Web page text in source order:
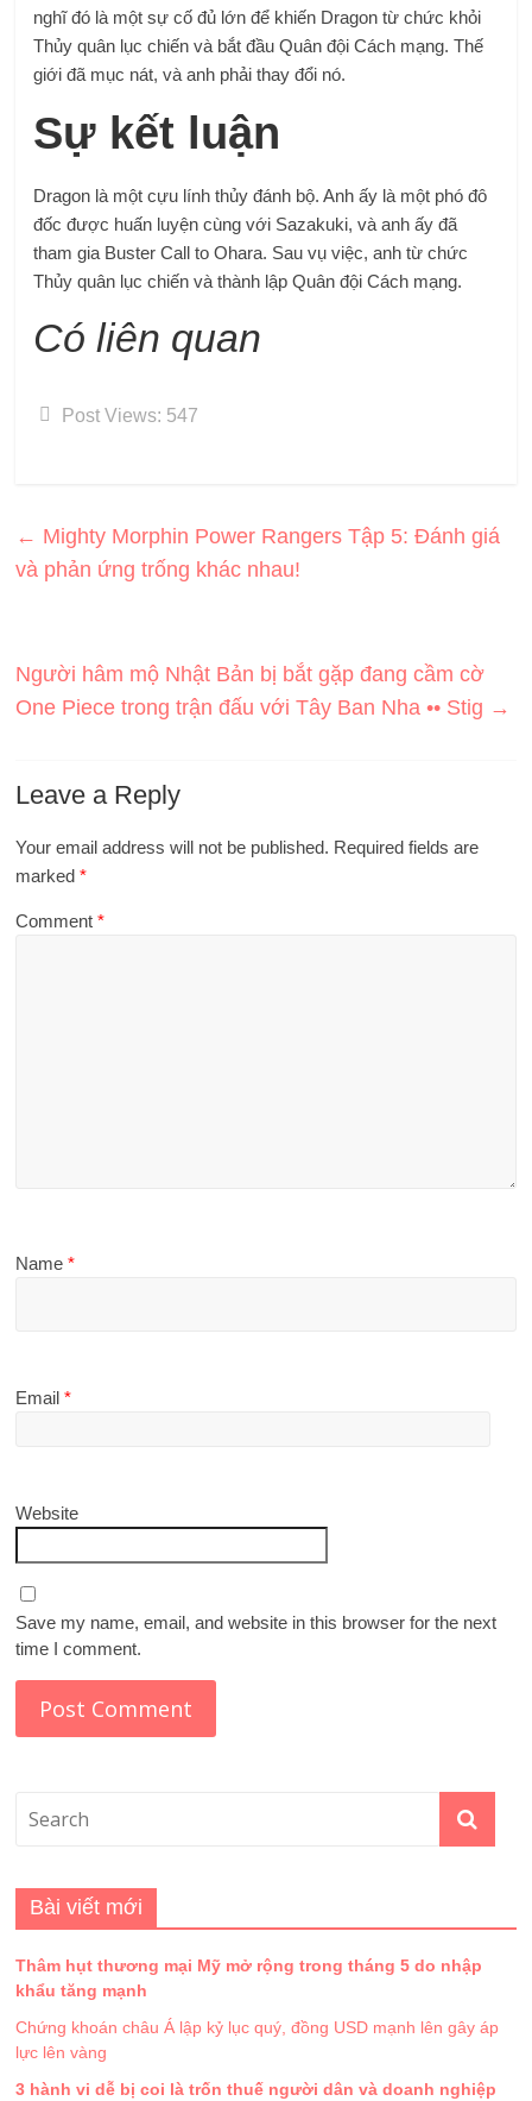
nghĩ đó là một sự cố đủ lớn để khiến Dragon từ chức khỏi
Thủy quân lục chiến và bắt đầu Quân đội Cách mạng. Thế
giới đã mục nát, và anh phải thay đổi nó.
Sự kết luận
Dragon là một cựu lính thủy đánh bộ. Anh ấy là một phó đô
đốc được huấn luyện cùng với Sazakuki, và anh ấy đã
tham gia Buster Call to Ohara. Sau vụ việc, anh từ chức
Thủy quân lục chiến và thành lập Quân đội Cách mạng.
Có liên quan
Post Views: 547
← Mighty Morphin Power Rangers Tập 5: Đánh giá
và phản ứng trống khác nhau!
Người hâm mộ Nhật Bản bị bắt gặp đang cầm cờ
One Piece trong trận đấu với Tây Ban Nha •• Stig →
Leave a Reply
Your email address will not be published. Required fields are
marked*
Comment*
Name*
Email*
Website
Save my name, email, and website in this browser for the next
time I comment.
Bài viết mới
Thâm hụt thương mại Mỹ mở rộng trong tháng 5 do nhập
khẩu tăng mạnh
Chứng khoán châu Á lập kỷ lục quý, đồng USD mạnh lên gây áp
lực lên vàng
3 hành vi dễ bị coi là trốn thuế người dân và doanh nghiệp